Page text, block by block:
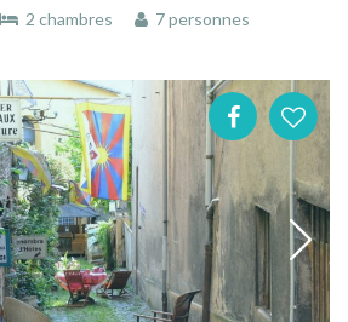
2 chambres 7 personnes